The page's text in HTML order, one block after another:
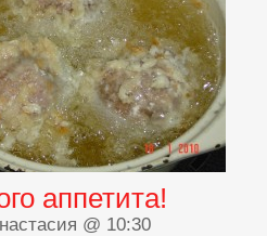
аппетита!
@ 10:30